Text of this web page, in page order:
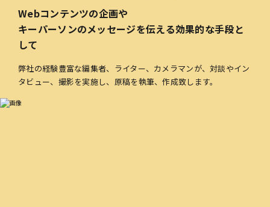
Webコンテンツの企画や
キーパーソンのメッセージを伝える効果的な手段と
して
弊社の経験豊富な編集者、ライター、カメラマンが、対談やイン
タビュー、撮影を実施し、原稿を執筆、作成致します。